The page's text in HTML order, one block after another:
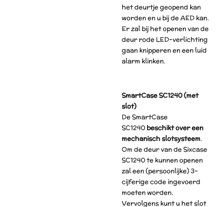
het deurtje geopend kan
worden en u bij de AED kan.
Er zal bij het openen van de
deur rode LED-verlichting
gaan knipperen en een luid
alarm klinken.
SmartCase SC1240 (met
slot)
De SmartCase
SC1240 beschikt over een
mechanisch slotsysteem.
Om de deur van de Sixcase
SC1240 te kunnen openen
zal een (persoonlijke) 3-
cijferige code ingevoerd
moeten worden.
Vervolgens kunt u het slot